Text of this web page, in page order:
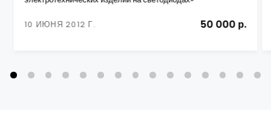
10 ИЮНЯ 2012 Г. 50 000 р.